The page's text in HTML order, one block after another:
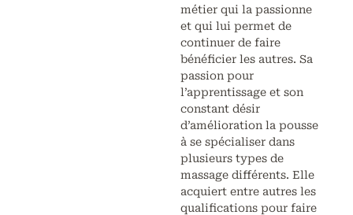
métier qui la passionne
et qui lui permet de
continuer de faire
bénéficier les autres. Sa
passion pour
l’apprentissage et son
constant désir
d’amélioration la pousse
à se spécialiser dans
plusieurs types de
massage différents. Elle
acquiert entre autres les
qualifications pour faire